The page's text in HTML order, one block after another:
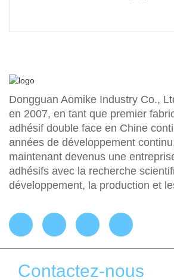
Dongguan Aomike Industry Co.,
en 2007, en tant que premier
adhésif double face en Chine
années de développement
maintenant devenus une
adhésifs avec la recherche
développement, la production et
Contactez-nous